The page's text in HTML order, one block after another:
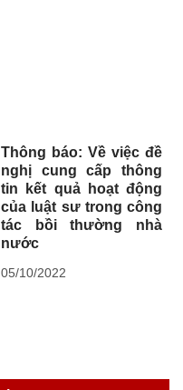
Thông báo: Về việc đề
nghị cung cấp thông
tin kết quả hoạt động
của luật sư trong công
tác bồi thường nhà
nước
05/10/2022